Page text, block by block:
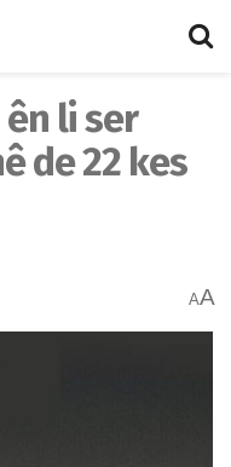
ên li ser
de 22 kes
AA